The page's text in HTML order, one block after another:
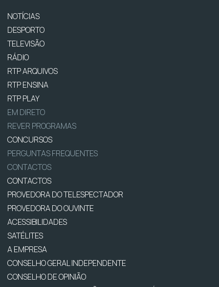
NOTÍCIAS
DESPORTO
TELEVISÃO
RÁDIO
RTP ARQUIVOS
RTP ENSINA
RTP PLAY
EM DIRETO
REVER PROGRAMAS
CONCURSOS
PERGUNTAS FREQUENTES
CONTACTOS
CONTACTOS
PROVEDORA DO TELESPECTADOR
PROVEDORA DO OUVINTE
ACESSIBILIDADES
SATÉLITES
A EMPRESA
CONSELHO GERAL INDEPENDENTE
CONSELHO DE OPINIÃO